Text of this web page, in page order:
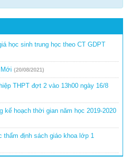
học sinh trung học theo CT GDPT
(20/08/2021)
THPT đợt 2 vào 13h00 ngày 16/8
kế hoạch thời gian năm học 2019-2020
thẩm định sách giáo khoa lớp 1